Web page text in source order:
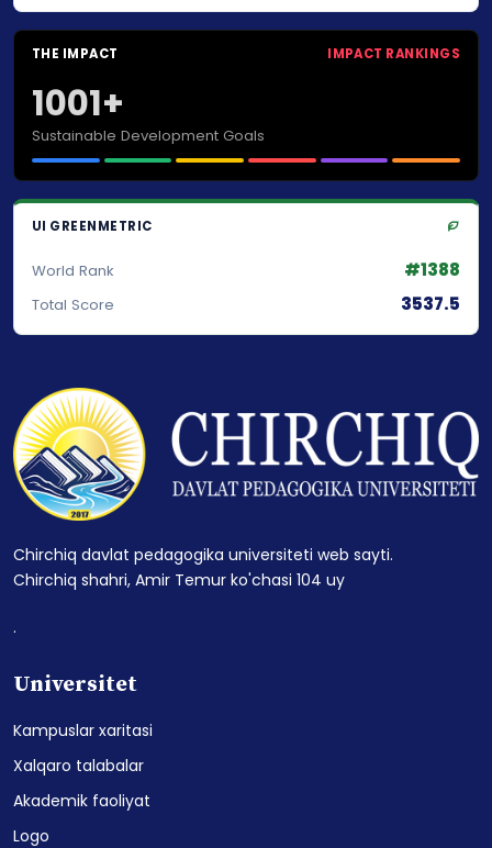
THE IMPACT IMPACT RANKINGS
1001+
Sustainable Development Goals
UI GREENMETRIC
World Rank #1388
Total Score 3537.5
Chirchiq davlat pedagogika universiteti web sayti.
Chirchiq shahri, Amir Temur ko'chasi 104 uy
.
Universitet
Kampuslar xaritasi
Xalqaro talabalar
Akademik faoliyat
Logo